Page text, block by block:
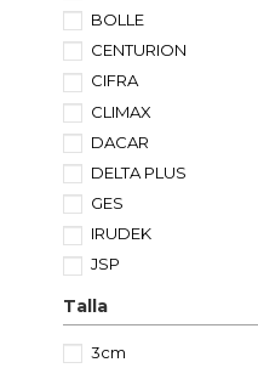
BOLLE
CENTURION
CIFRA
CLIMAX
DACAR
DELTA PLUS
GES
IRUDEK
JSP
KASK
MARCA
MEDOP
Talla
3cm